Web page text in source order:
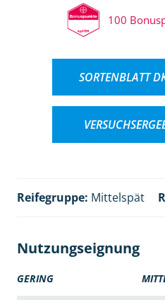
100
SORTENBLATT
Reifegruppe: Mittelspät
Nutzungseignung
GERING